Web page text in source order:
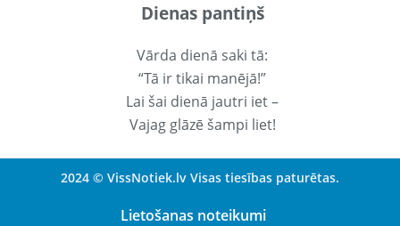
Dienas pantiņš
Vārda dienā saki tā:
“Tā ir tikai manējā!”
Lai šai dienā jautri iet –
Vajag glāzē šampi liet!
2024 © VissNotiek.lv Visas tiesības paturētas.
Lietošanas noteikumi